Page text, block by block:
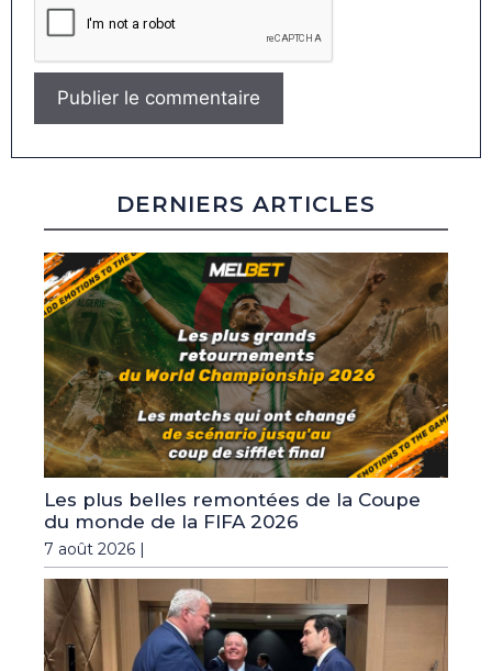
DERNIERS ARTICLES
Les plus belles remontées de la Coupe
du monde de la FIFA 2026
7 août 2026 |